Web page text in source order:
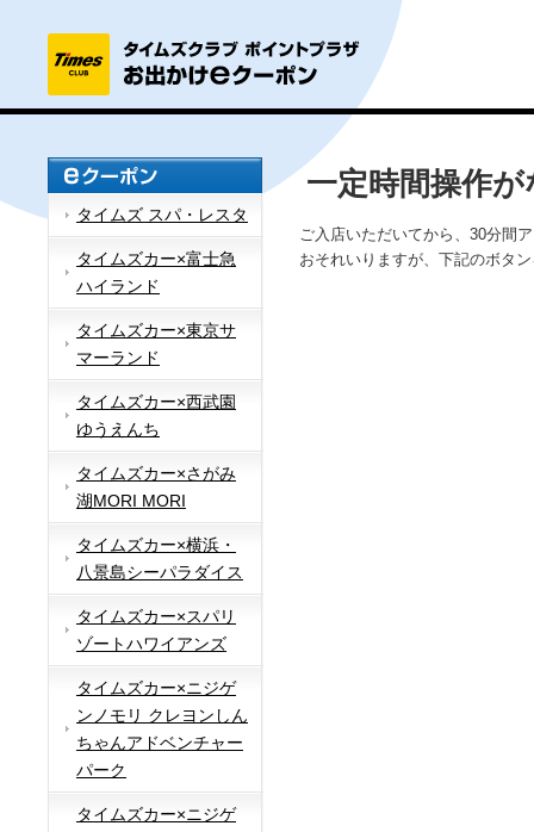
タイムズ スパ・レスタ
タイムズカー×富士急
ハイランド
タイムズカー×東京サ
マーランド
タイムズカー×西武園
ゆうえんち
タイムズカー×さがみ
湖MORI MORI
タイムズカー×横浜・
八景島シーパラダイス
タイムズカー×スパリ
ゾートハワイアンズ
タイムズカー×ニジゲ
ンノモリ クレヨンしん
ちゃんアドベンチャー
パーク
タイムズカー×ニジゲ
一定時間操作
ご入店いただいてから、30分間
おそれいりますが、下記のボタ